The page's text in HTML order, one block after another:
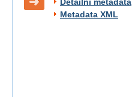
Metadata XML